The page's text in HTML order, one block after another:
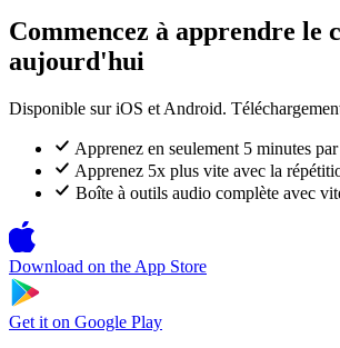
Commencez à apprendre le
aujourd'hui
Disponible sur iOS et Android.
Apprenez en seulement 5 minutes
Apprenez 5x plus vite avec la
Boîte à outils audio complète avec
Download on the App Store
Get it on Google Play